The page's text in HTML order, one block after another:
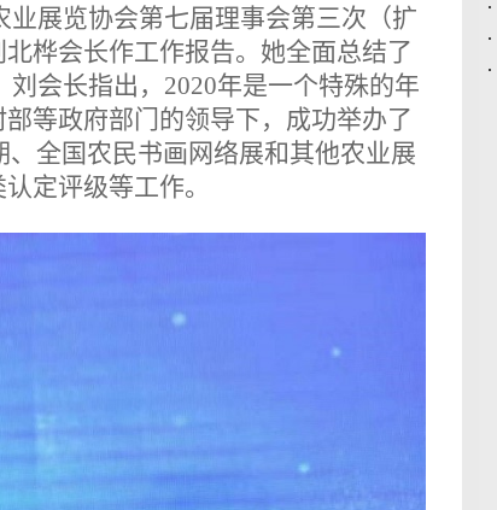
展览协会第七届理事会第三次（扩
桦会长作工作报告。她全面总结了
会长指出，2020年是一个特殊的年
等政府部门的领导下，成功举办了
全国农民书画网络展和其他农业展
定评级等工作。